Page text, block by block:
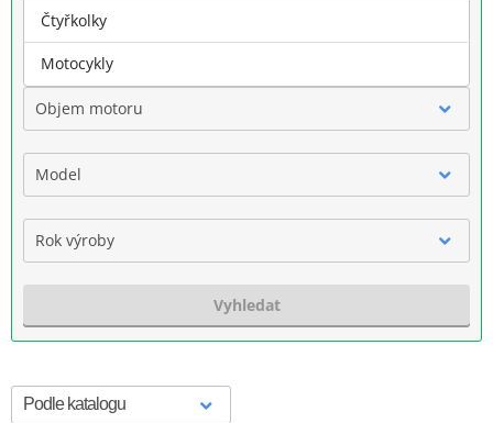
Značka
Objem motoru
Model
Rok výroby
Vyhledat
Čtyřkolky
Motocykly